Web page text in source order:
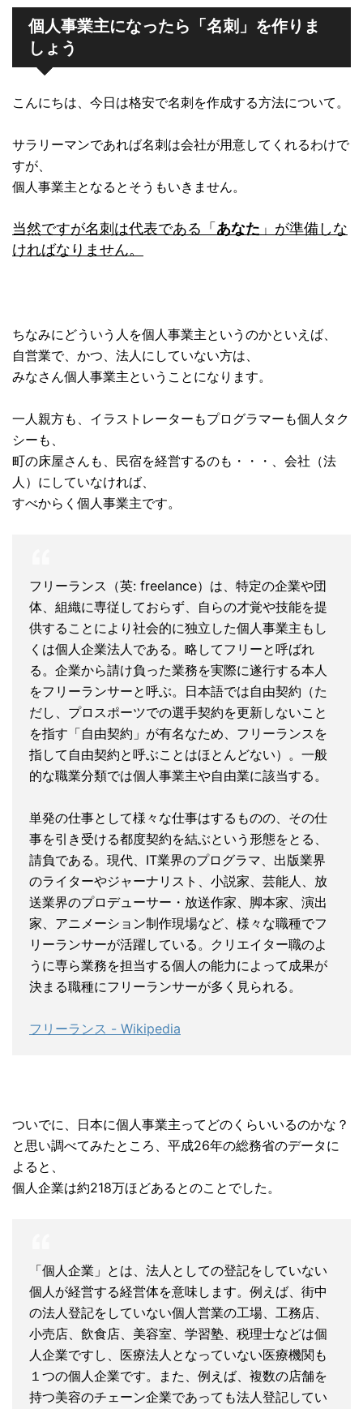
個人事業主になったら「名刺」を作りま
しょう
こんにちは、今日は格安で名刺を作成する方法について。
サラリーマンであれば名刺は会社が用意してくれるわけで
すが、
個人事業主となるとそうもいきません。
当然ですが名刺は代表である「 あなた 」が準備しな
ければなりません。
ちなみにどういう人を個人事業主というのかといえば、
自営業で、かつ、法人にしていない方は、
みなさん個人事業主ということになります。
一人親方も、イラストレーターもプログラマーも個人タク
シーも、
町の床屋さんも、民宿を経営するのも・・・、会社（法
人）にしていなければ、
すべからく個人事業主です。
フリーランス（英: freelance）は、特定の企業や団
体、組織に専従しておらず、自らの才覚や技能を提
供することにより社会的に独立した個人事業主もし
くは個人企業法人である。略してフリーと呼ばれ
る。企業から請け負った業務を実際に遂行する本人
をフリーランサーと呼ぶ。日本語では自由契約（た
だし、プロスポーツでの選手契約を更新しないこと
を指す「自由契約」が有名なため、フリーランスを
指して自由契約と呼ぶことはほとんどない）。一般
的な職業分類では個人事業主や自由業に該当する。
単発の仕事として様々な仕事はするものの、その仕
事を引き受ける都度契約を結ぶという形態をとる、
請負である。現代、IT業界のプログラマ、出版業界
のライターやジャーナリスト、小説家、芸能人、放
送業界のプロデューサー・放送作家、脚本家、演出
家、アニメーション制作現場など、様々な職種でフ
リーランサーが活躍している。クリエイター職のよ
うに専ら業務を担当する個人の能力によって成果が
決まる職種にフリーランサーが多く見られる。
フリーランス - Wikipedia
ついでに、日本に個人事業主ってどのくらいいるのかな？
と思い調べてみたところ、平成26年の総務省のデータに
よると、
個人企業は約218万ほどあるとのことでした。
「個人企業」とは、法人としての登記をしていない
個人が経営する経営体を意味します。例えば、街中
の法人登記をしていない個人営業の工場、工務店、
小売店、飲食店、美容室、学習塾、税理士などは個
人企業ですし、医療法人となっていない医療機関も
１つの個人企業です。また、例えば、複数の店舗を
持つ美容のチェーン企業であっても法人登記してい